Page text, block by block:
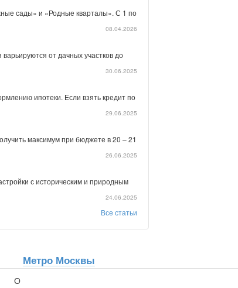
сады» и «Родные кварталы». С 1 по
08.04.2026
от дачных участков до
30.06.2025
ипотеки. Если взять кредит по
29.06.2025
максимум при бюджете в 20 – 21
26.06.2025
с историческим и природным
24.06.2025
Все статьи
Метро Москвы
О